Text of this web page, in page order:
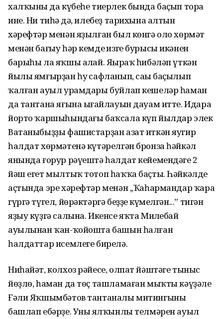
халҡының да күбеһе тиерлек бында баҫып тора
ине. Ни тиһәң дә, илебеҙ тарихына алтын
хәрефтәр менән яҙылған был көнгә оло хөрмәт
менән бағыу һәр кемдең изге бурысы икәнен
барыһы ла яҡшы аңлай. Яңыраҡ һибәләп үткән
йылы ямғырҙан һуң сафланып, саңы баҫылып
ҡалған ауыл урамдары буйлап кешеләр һаман
да тантана яғына ыңғайлауын дауам итте. Идара
йорто ҡаршыһындағы баҡсала күп йылдар элек
Ватаныбыҙҙы фашистарҙан азат иткән яугир
һалдат хөрмәтенә күтәрелгән бронза һәйкәл
янында ғорур рәүештә һалдат кейемендәге 2
йәш егет мылтыҡ тотоп һаҡҡа баҫты. Һәйкәлдең
аҫтында эре хәрефтәр менән ,,Ҡаһармандар ҡара
гүргә түгел, йөрәктәргә беҙҙең күмелгән...” тигән
яҙыу күҙгә салына. Икенсе яҡта Миңлебай
ауылынан ҡан-ҡойошта башын һалған
һалдаттар исемлеге бирелә.
Ниһайәт, колхоз рәйесе, олпат йәштәге тыныс
йөҙлө, һаман да төҫ ташламаған мыҡты кәүҙәле
Ғәли Яҡшымбәтов тантаналы митингыны
башлап ебәрҙе. Уның ялҡынлы телмәрен ауыл